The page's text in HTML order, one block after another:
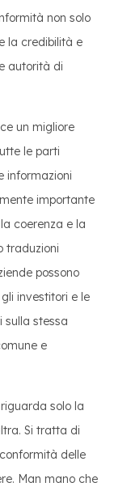
non solo
la credibilità e
autorità di
un migliore
le parti
informazioni
importante
coerenza e la
traduzioni
possono
investitori e le
sulla stessa
e
solo la
Si tratta di
delle
Man mano che